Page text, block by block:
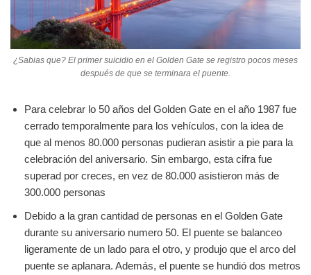
¿Sabias que? El primer suicidio en el Golden Gate se registro pocos meses
después de que se terminara el puente.
Para celebrar lo 50 años del Golden Gate en el año 1987 fue
cerrado temporalmente para los vehículos, con la idea de
que al menos 80.000 personas pudieran asistir a pie para la
celebración del aniversario. Sin embargo, esta cifra fue
superad por creces, en vez de 80.000 asistieron más de
300.000 personas
Debido a la gran cantidad de personas en el Golden Gate
durante su aniversario numero 50. El puente se balanceo
ligeramente de un lado para el otro, y produjo que el arco del
puente se aplanara. Además, el puente se hundió dos metros